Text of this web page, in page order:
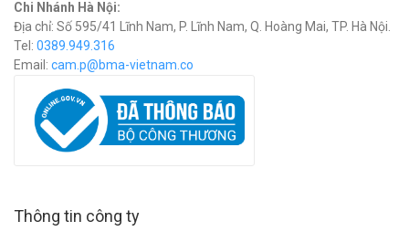
Chi Nhánh Hà Nội:
Địa chỉ: Số 595/41 Lĩnh Nam, P. Lĩnh Nam, Q. Hoàng Mai, TP. Hà Nội.
Tel: 0389.949.316
Email: cam.p@bma-vietnam.co
Thông tin công ty